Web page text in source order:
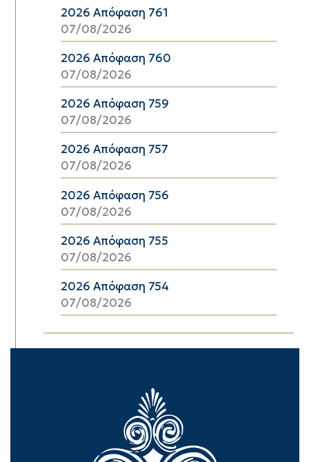
2026 Απόφαση 761
07/08/2026
2026 Απόφαση 760
07/08/2026
2026 Απόφαση 759
07/08/2026
2026 Απόφαση 757
07/08/2026
2026 Απόφαση 756
07/08/2026
2026 Απόφαση 755
07/08/2026
2026 Απόφαση 754
07/08/2026